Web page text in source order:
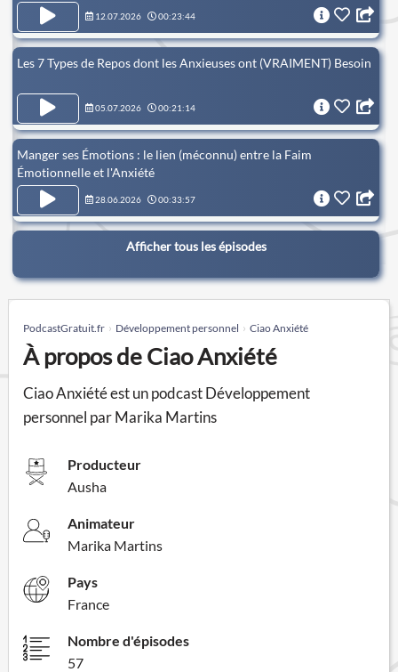
12.07.2026 00:23:44
Les 7 Types de Repos dont les Anxieuses ont (VRAIMENT) Besoin
05.07.2026 00:21:14
Manger ses Émotions : le lien (méconnu) entre la Faim
Émotionnelle et l'Anxiété
28.06.2026 00:33:57
Afficher tous les épisodes
PodcastGratuit.fr Développement personnel Ciao Anxiété
À propos de Ciao Anxiété
Ciao Anxiété est un podcast Développement
personnel par Marika Martins
Producteur
Ausha
Animateur
Marika Martins
Pays
France
Nombre d'épisodes
57